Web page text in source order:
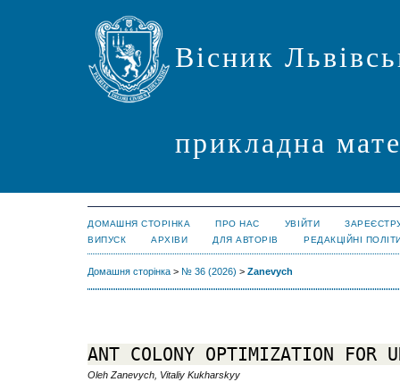
Вісник
прикладна
ДОМАШНЯ СТОРІНКА ПРО НАС УВІЙТИ
ВИПУСК
АРХІВИ ДЛЯ АВТОРІВ РЕДАКЦІЙНІ
Домашня сторінка > № 36 (2026) > Zanevych
ANT COLONY OPTIMIZATION FOR
Oleh Zanevych, Vitaliy Kukharskyy